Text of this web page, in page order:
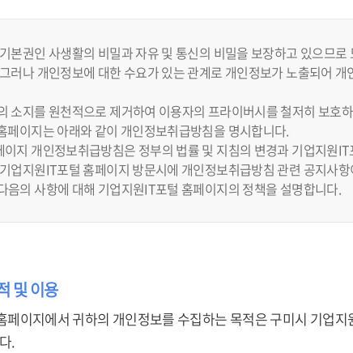
본권인 사생활의 비밀과 자유 및 통신의 비밀을 보장하고 있으므
러나 개인정보에 대한 수요가 있는 관계로 개인정보가 노출되어
소지를 원천적으로 제거하여 이용자의 프라이버시를 철저히 보호
페이지는 아래와 같이 개인정보취급방침을 명시합니다.
지 개인정보취급방침은 정부의 법률 및 지침의 변경과 기업지원
업지원IT포털 홈페이지 방문시에 개인정보취급방침 관련 공지사
음의 사항에 대해 기업지원IT포털 홈페이지의 정책을 설명합니다.
및 이용
페이지에서 귀하의 개인정보를 수집하는 목적은 구미시 기업
.